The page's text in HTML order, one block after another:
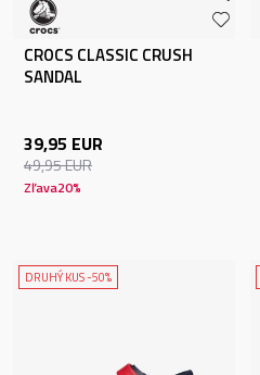
CROCS CLASSIC CRUSH
SANDAL
39,95 EUR
49,95EUR
Zľava20%
DRUHÝ KUS -50%